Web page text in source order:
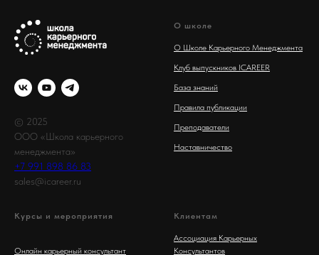
© 2025
ООО «Школа карьерного
менеджмента»
+7 991 898 86 83
sales@icareer.ru
О школе
О Школе Карьерного Менеджмента
Клуб выпускников ICAREER
База знаний
Правила публикации
Преподаватели
Наставничество
Курсы и мероприятия
Онлайн карьерный консультант
Клиентам
Ассоциация Карьерных
Консультантов